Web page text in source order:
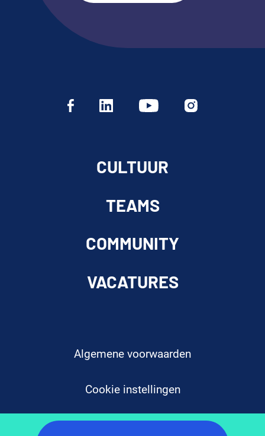
CULTUUR
TEAMS
COMMUNITY
VACATURES
Algemene voorwaarden
Cookie instellingen
Privacyverklaring